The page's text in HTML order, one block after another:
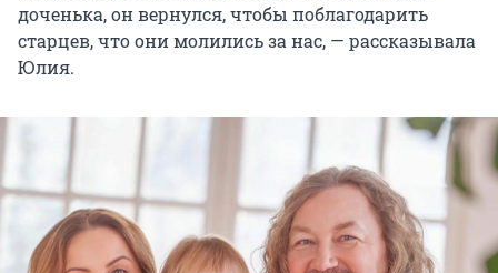
доченька, он вернулся, чтобы поблагодарить
старцев, что они молились за нас, — рассказывала
Юлия.